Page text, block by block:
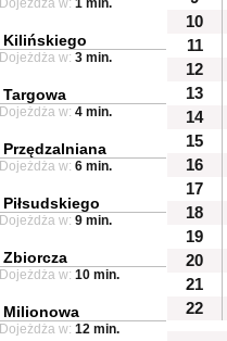
10
11
12
13
14
15
16
17
18
19
20
21
22
Dojeżdża w: 1 min.
Kilińskiego
Dojeżdża w: 3 min.
Targowa
Dojeżdża w: 4 min.
Przędzalniana
Dojeżdża w: 6 min.
Piłsudskiego
Dojeżdża w: 9 min.
Zbiorcza
Dojeżdża w: 10 min.
Milionowa
Dojeżdża w: 12 min.